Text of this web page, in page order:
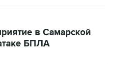
в Самарской
БПЛА